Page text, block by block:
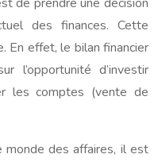
des finances. Cette
En effet, le bilan financier
l’opportunité d’investir
les comptes (vente de
monde des affaires, il est